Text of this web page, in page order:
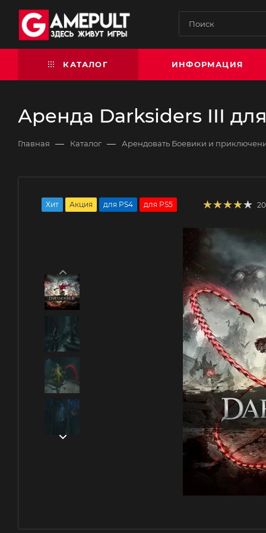
КАТАЛОГ ИНФОРМАЦИЯ
Аренда Darksiders III для
Главная — Каталог — Арендовать Боевики и
Хит Акция для PS4 для PS5